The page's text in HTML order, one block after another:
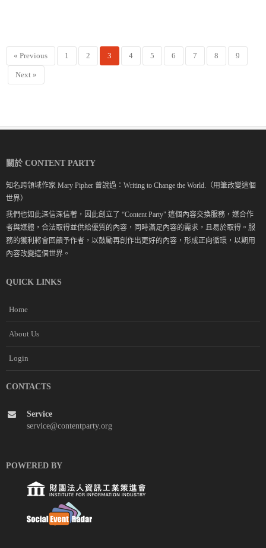
« Previous 1 2 3 4 5 6 7 8 9
Next »
關於 CONTENT PARTY
知名跨領域作家 Mary Pipher 曾說過：Writing to Change the World.（用筆改變這個
世界）
我們也如此深信深信著，因此創立了 “Content Party" 這個內容交換服務，媒合作
者與媒體，合法取得並供給優質的內容，同時滿足內容的需求，且易於取得。服
務的獲利將會回饋予作者，以鼓勵再創作出更好的內容，形成正向循環，以期用
內容改變這個世界。
QUICK LINKS
Home
About Us
Login
CONTACTS
Service
service@contentparty.org
POWERED BY